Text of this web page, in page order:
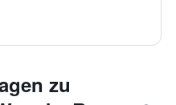
zu